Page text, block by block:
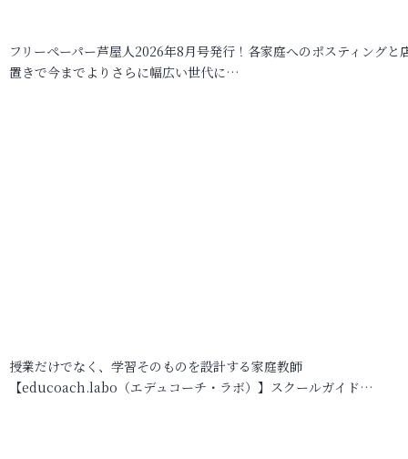
フリーペーパー芦屋人2026年8月号発行！各家庭へのポスティングと
置きで今までよりさらに幅広い世代に…
授業だけでなく、学習そのものを設計する家庭教師
【educoach.labo（エデュコーチ・ラボ）】スクールガイド…